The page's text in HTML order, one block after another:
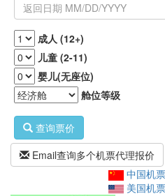
成人 (12+)
儿童 (2-11)
婴儿(无座位)
舱位等级
查询票价
Email查询多个机票代理报价
中国机
美国机